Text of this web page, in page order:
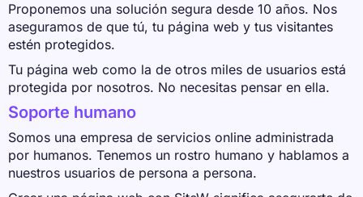
Proponemos una solución segura desde 10 años. Nos
aseguramos de que tú, tu página web y tus visitantes
estén protegidos.
Tu página web como la de otros miles de usuarios está
protegida por nosotros. No necesitas pensar en ella.
Soporte humano
Somos una empresa de servicios online administrada
por humanos. Tenemos un rostro humano y hablamos a
nuestros usuarios de persona a persona.